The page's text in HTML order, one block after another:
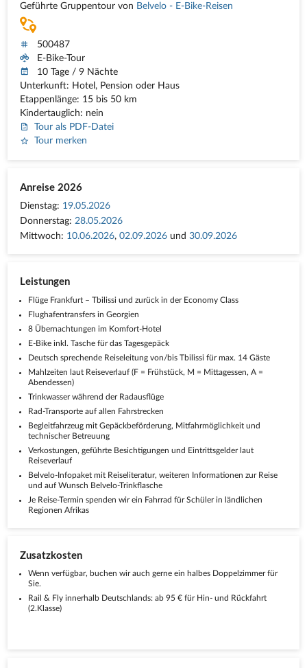
Geführte Gruppentour von Belvelo - E-Bike-Reisen
500487
E-Bike-Tour
10 Tage / 9 Nächte
Unterkunft: Hotel, Pension oder Haus
Etappenlänge: 15 bis 50 km
Kindertauglich: nein
Tour als PDF-Datei
Tour merken
Anreise 2026
Dienstag: 19.05.2026
Donnerstag:28.05.2026
Mittwoch: 10.06.2026,02.09.2026 und30.09.2026
Leistungen
Flüge Frankfurt – Tbilissi und zurück in der Economy Class
Flughafentransfers in Georgien
8 Übernachtungen im Komfort-Hotel
E-Bike inkl. Tasche für das Tagesgepäck
Deutsch sprechende Reiseleitung von/bis Tbilissi für max. 14 Gäste
Mahlzeiten laut Reiseverlauf (F = Frühstück, M = Mittagessen, A =
Abendessen)
Trinkwasser während der Radausflüge
Rad-Transporte auf allen Fahrstrecken
Begleitfahrzeug mit Gepäckbeförderung, Mitfahrmöglichkeit und
technischer Betreuung
Verkostungen, geführte Besichtigungen und Eintrittsgelder laut
Reiseverlauf
Belvelo-Infopaket mit Reiseliteratur, weiteren Informationen zur Reise
und auf Wunsch Belvelo-Trinkflasche
Je Reise-Termin spenden wir ein Fahrrad für Schüler in ländlichen
Regionen Afrikas
Zusatzkosten
Wenn verfügbar, buchen wir auch gerne ein halbes Doppelzimmer für
Sie.
Rail & Fly innerhalb Deutschlands: ab 95 € für Hin- und Rückfahrt
(2.Klasse)